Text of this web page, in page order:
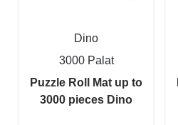
Dino
3000 Palat
Puzzle Roll Mat up to
3000 pieces Dino